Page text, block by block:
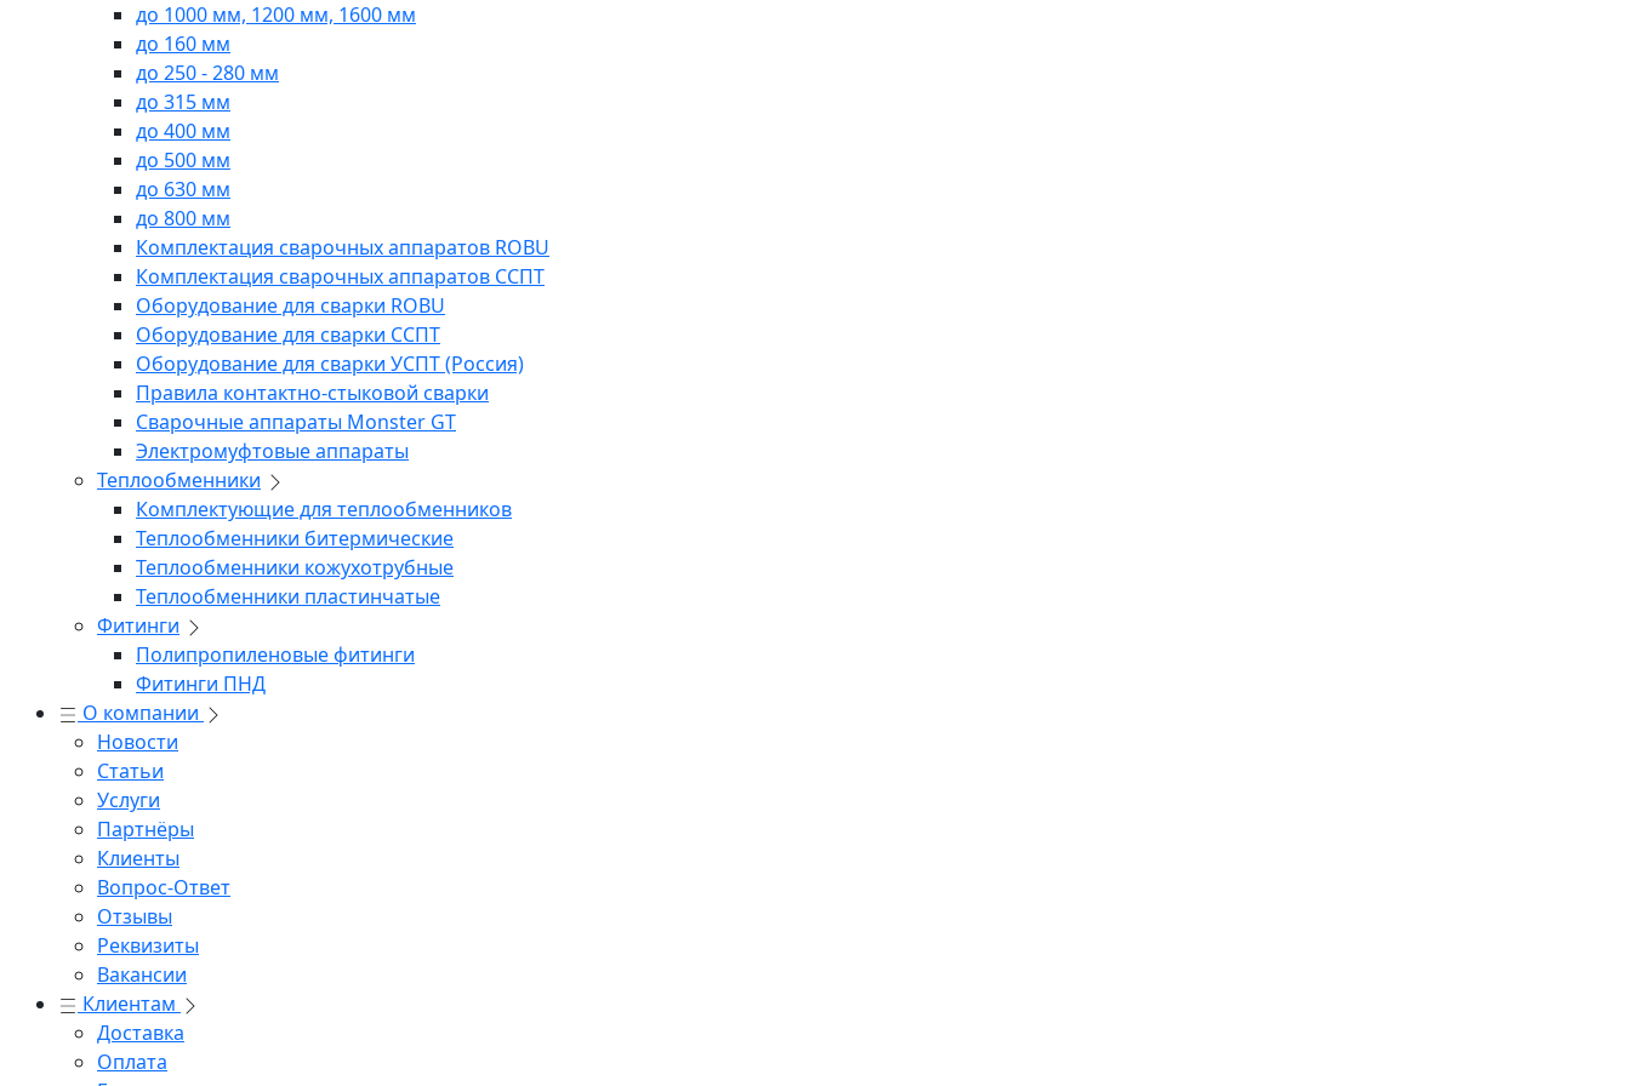
до 1000 мм, 1200 мм, 1600 мм
до 160 мм
до 250 - 280 мм
до 315 мм
до 400 мм
до 500 мм
до 630 мм
до 800 мм
Комплектация сварочных аппаратов ROBU
Комплектация сварочных аппаратов ССПТ
Оборудование для сварки ROBU
Оборудование для сварки ССПТ
Оборудование для сварки УСПТ (Россия)
Правила контактно-стыковой сварки
Сварочные аппараты Monster GT
Электромуфтовые аппараты
Теплообменники
Комплектующие для теплообменников
Теплообменники битермические
Теплообменники кожухотрубные
Теплообменники пластинчатые
Фитинги
Полипропиленовые фитинги
Фитинги ПНД
О компании
Новости
Статьи
Услуги
Партнёры
Клиенты
Вопрос-Ответ
Отзывы
Реквизиты
Вакансии
Клиентам
Доставка
Оплата